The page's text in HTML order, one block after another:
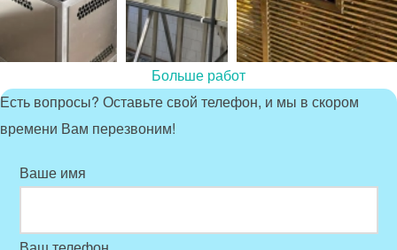
Больше работ
Есть вопросы? Оставьте свой телефон, и мы в скором
времени Вам перезвоним!
Ваше имя